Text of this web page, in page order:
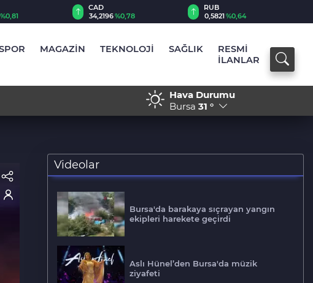
%0,78
RUB
0,5821%0,64
AED
12,9850%0,19
MAGAZİN TEKNOLOJİ SAĞLIK
RESMİ
İLANLAR
16:49 - İran: Umman ile
Hava Durumu
Bursa 31 °
Videolar
Bursa'da barakaya sıçrayan yangın
ekipleri harekete geçirdi
Aslı Hünel’den Bursa'da müzik
ziyafeti